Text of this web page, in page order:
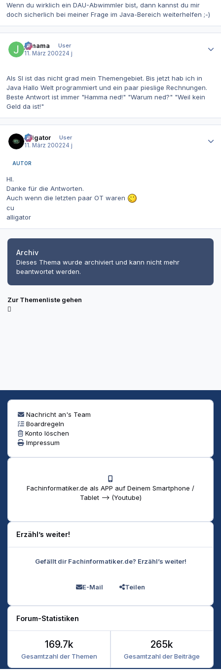
Wenn du wirklich ein DAU-Abwimmler bist, dann kannst du mir
doch sicherlich bei meiner Frage im Java-Bereich weiterhelfen ;-)
jomama
User
11. März 200224 j
Als SI ist das nicht grad mein Themengebiet. Bis jetzt hab ich in
Java Hallo Welt programmiert und ein paar pieslige Rechnungen.
Beste Antwort ist immer "Hamma ned!" "Warum ned?" "Weil kein
Geld da ist!"
alligator
User
11. März 200224 j
AUTOR
HI.
Danke für die Antworten.
Auch wenn die letzten paar OT waren
cu
alligator
Archiv
Dieses Thema wurde archiviert und kann nicht mehr
beantwortet werden.
Zur Themenliste gehen
Nachricht an's Team
Boardregeln
Konto löschen
Impressum
Fachinformatiker.de als APP auf Deinem Smartphone /
Tablet --> (Youtube)
Erzähl’s weiter!
Gefällt dir Fachinformatiker.de? Erzähl’s weiter!
E-Mail Teilen
Forum-Statistiken
Gesamtzahl der Themen
169.7k
Gesamtzahl der Beiträge
265k